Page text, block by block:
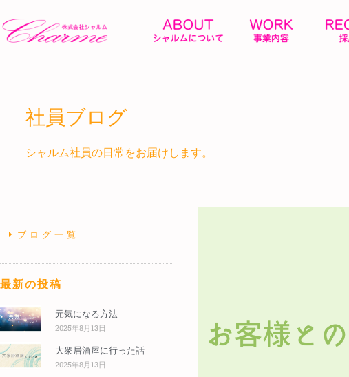
社員ブログ
シャルム社員の日常をお届けします。
ブログ一覧
最新の投稿
元気になる方法
2025年8月13日
大衆居酒屋に行った話
2025年8月13日